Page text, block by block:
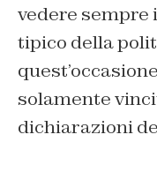
vedere sempre
tipico della
solamente
dichiarazioni